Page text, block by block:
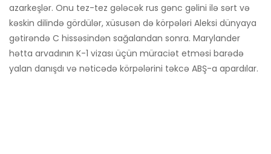
azarkeşlər. Onu tez-tez gələcək rus gənc gəlini ilə sərt və
kəskin dilində gördülər, xüsusən də körpələri Aleksi dünyaya
gətirəndə C hissəsindən sağalandan sonra. Marylander
hətta arvadının K-1 vizası üçün müraciət etməsi barədə
yalan danışdı və nəticədə körpələrini təkcə ABŞ-a apardılar.